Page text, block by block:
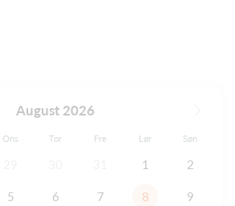
August 2026
Ons Tor Fre Lør Søn
1 2
5 6 7 8 9